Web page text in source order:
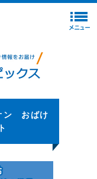
ン おばけ